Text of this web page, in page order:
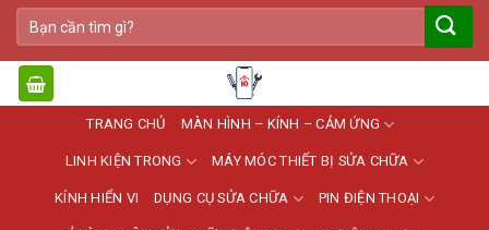
Bỏ
qua
nội
dung
Tìm
kiếm:
TRANG CHỦ MÀN HÌNH – KÍNH – CẢM ỨNG
LINH KIỆN TRONG MÁY MÓC THIẾT BỊ SỬA CHỮA
KÍNH HIỂN VI DỤNG CỤ SỬA CHỮA PIN ĐIỆN THOẠI